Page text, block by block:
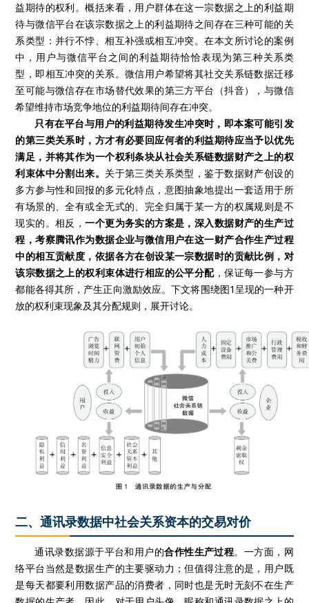
益期待的权利。概括来看，用户群体在这一宗数据之上的利益期
待与微信平台在该宗数据之上的利益期待之间存在三种可能的关
系类型：并行不悖、相互补强或相互冲突。在本文所讨论的案例
中，用户与微信平台之间的利益期待恰恰表现为第三种关系类
型，即相互冲突的关系。微信用户希望将其社交关系链数据迁移
至可能与微信存在市场替代效果的第三方平台（抖音），与微信
希望维持市场竞争地位的利益期待间存在冲突。
只有在平台与用户的利益期待发生冲突时，即本案可能引发
的第三类关系时，方才有必要回应何者的利益期待应当予以优先
满足，并将其作为一个权利条块从社会关系链数据财产之上的权
利束体中分割出来。 关于第三类关系类型，鉴于数据财产创设的
多方参与性和回报的多元化特点，意图抽象地提出一套适用于所
有场景的、全有或全无式的、完全归属于某一方的权属规则是不
现实的。相反，一个更为务实的方案是，深入数据财产的生产过
程，考察腾讯作为数据企业与微信用户在这一财产合作生产过程
中的相互贡献度，依据各方在创设某一宗数据时的贡献比例，对
该宗数据之上的权利束体进行相应的公平分配，保证每一参与方
都能各得其所，产生正向激励效应。下文将围绕图1呈现的一种开
放的权利束现象及其分配规则，展开讨论。
二、通讯录数据中社会关系资本的交易对价
通讯录数据源于平台和用户的合作性生产过程。一方面，网
络平台当然是数据生产的主要驱动力；但值得注意的是，用户既
是每天都要利用数据产品的消费者，同时也是无时无刻不在生产